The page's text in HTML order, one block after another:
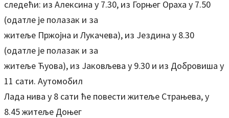
следећи: из Алексина у 7.30, из Горњег Ораха у 7.50
(одатле је полазак и за
житеље Пржојна и Лукачева), из Јездина у 8.30
(одатле је полазак и за
житеље Ћуова), из Јаковљева у 9.30 и из Добровиша у
11 сати. Аутомобил
Лада нива у 8 сати ће повести житеље Страњева, у
8.45 житеље Доњег